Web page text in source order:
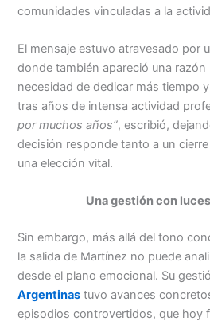
comunidades vinculadas a la
El mensaje estuvo atravesado por
donde también apareció una razón
necesidad de dedicar más tiempo
tras años de intensa actividad
por muchos años”, escribió,
decisión responde tanto a un
una elección vital.
Una gestión con
Sin embargo, más allá del tono
la salida de Martínez no puede
desde el plano emocional. Su
Argentinas tuvo avances
episodios controvertidos, que hoy